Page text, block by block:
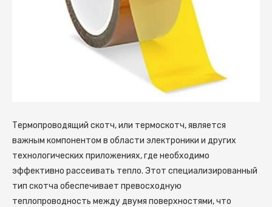
Термопроводящий скотч, или термоскотч, является
важным компонентом в области электроники и других
технологических приложениях, где необходимо
эффективно рассеивать тепло. Этот специализированный
тип скотча обеспечивает превосходную
теплопроводность между двумя поверхностями, что